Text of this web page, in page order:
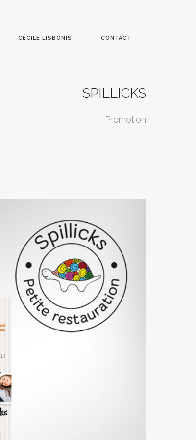
CÉCILE LISBONIS CONTACT
SPILLICKS
Promotion